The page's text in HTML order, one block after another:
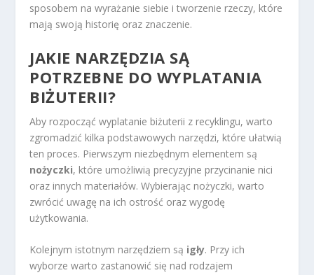
sposobem na wyrażanie siebie i tworzenie rzeczy, które
mają swoją historię oraz znaczenie.
JAKIE NARZĘDZIA SĄ
POTRZEBNE DO WYPLATANIA
BIŻUTERII?
Aby rozpocząć wyplatanie biżuterii z recyklingu, warto
zgromadzić kilka podstawowych narzędzi, które ułatwią
ten proces. Pierwszym niezbędnym elementem są
nożyczki, które umożliwią precyzyjne przycinanie nici
oraz innych materiałów. Wybierając nożyczki, warto
zwrócić uwagę na ich ostrość oraz wygodę
użytkowania.
Kolejnym istotnym narzędziem są igły. Przy ich
wyborze warto zastanowić się nad rodzajem